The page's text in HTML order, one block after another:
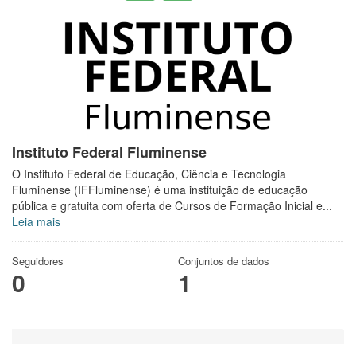
Instituto Federal Fluminense
O Instituto Federal de Educação, Ciência e Tecnologia
Fluminense (IFFluminense) é uma instituição de educação
pública e gratuita com oferta de Cursos de Formação Inicial e...
Leia mais
Seguidores
0
Conjuntos de dados
1